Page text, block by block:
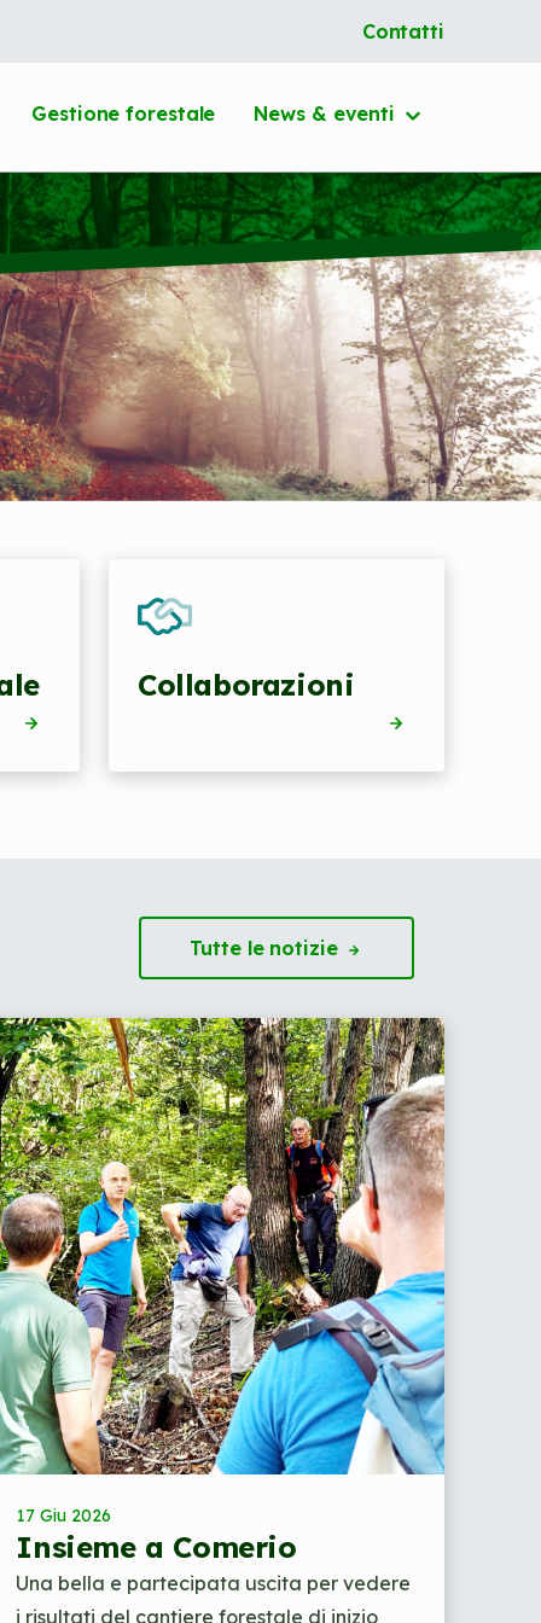
Contatti
Gestione forestale News & eventi
Collaborazioni
Tutte le notizie
17 Giu 2026
Insieme a Comerio
Una bella e partecipata uscita per vedere
i risultati del cantiere forestale di inizio